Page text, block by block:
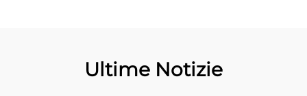
Ultime Notizie